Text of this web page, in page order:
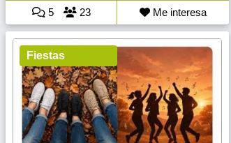
5 23 Me interesa
Fiestas